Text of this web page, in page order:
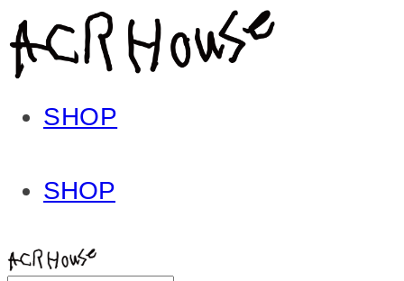
SHOP
SHOP